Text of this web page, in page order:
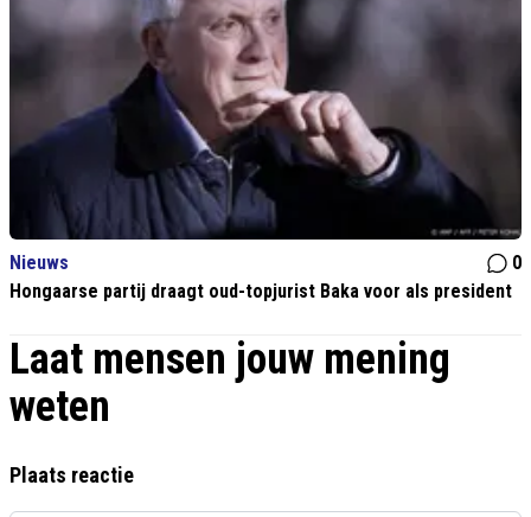
Nieuws
0
Hongaarse partij draagt oud-topjurist Baka voor als president
Laat mensen jouw mening
weten
Plaats reactie